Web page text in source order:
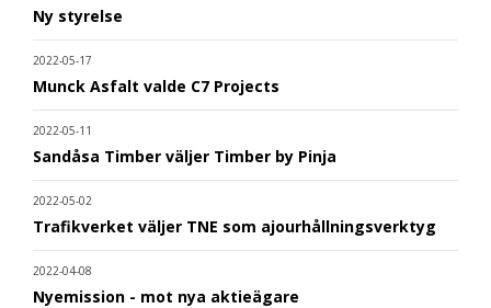
Ny styrelse
2022-05-17
Munck Asfalt valde C7 Projects
2022-05-11
Sandåsa Timber väljer Timber by Pinja
2022-05-02
Trafikverket väljer TNE som ajourhållningsverktyg
2022-04-08
Nyemission - mot nya aktieägare